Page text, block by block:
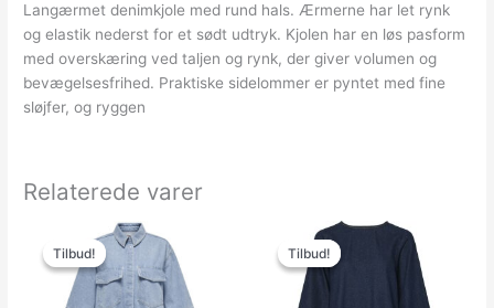
Langærmet denimkjole med rund hals. Ærmerne har let rynk
og elastik nederst for et sødt udtryk. Kjolen har en løs pasform
med overskæring ved taljen og rynk, der giver volumen og
bevægelsesfrihed. Praktiske sidelommer er pyntet med fine
sløjfer, og ryggen
Relaterede varer
Tilbud!
Tilbud!
Den
oprindelige
pris
var:
449.95kr..
aktuelle
pris
er:
150.00kr..
Tilbud!
Tilbud!
Den
oprindelige
pris
var:
Den
aktuelle
224.98kr..